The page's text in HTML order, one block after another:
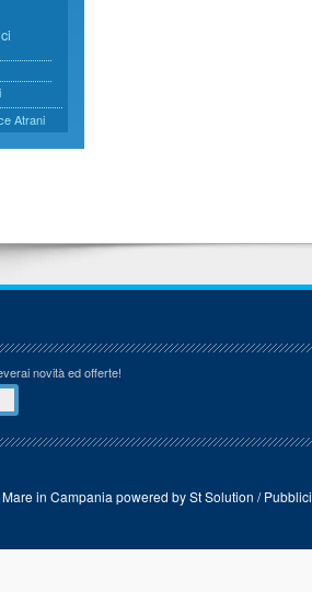
Atrani
novità ed offerte!
in Campania powered bySt Solution /